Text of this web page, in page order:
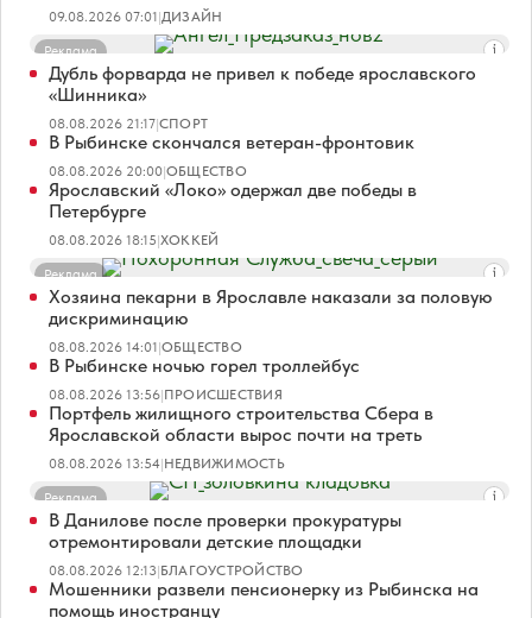
09.08.2026 07:01|ДИЗАЙН
Реклама
Дубль форварда не привел к победе ярославского
«Шинника»
08.08.2026 21:17|СПОРТ
В Рыбинске скончался ветеран-фронтовик
08.08.2026 20:00|ОБЩЕСТВО
Ярославский «Локо» одержал две победы в
Петербурге
08.08.2026 18:15|ХОККЕЙ
Реклама
Хозяина пекарни в Ярославле наказали за половую
дискриминацию
08.08.2026 14:01|ОБЩЕСТВО
В Рыбинске ночью горел троллейбус
08.08.2026 13:56|ПРОИСШЕСТВИЯ
Портфель жилищного строительства Сбера в
Ярославской области вырос почти на треть
08.08.2026 13:54|НЕДВИЖИМОСТЬ
Реклама
В Данилове после проверки прокуратуры
отремонтировали детские площадки
08.08.2026 12:13|БЛАГОУСТРОЙСТВО
Мошенники развели пенсионерку из Рыбинска на
помощь иностранцу